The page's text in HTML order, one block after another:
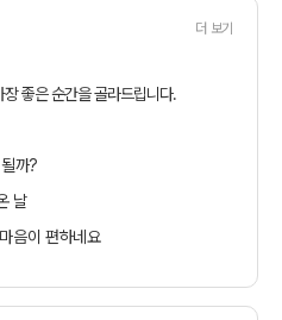
장 좋은 순간을 골라드립니다.
더 보기
까?
날
음이 편하네요